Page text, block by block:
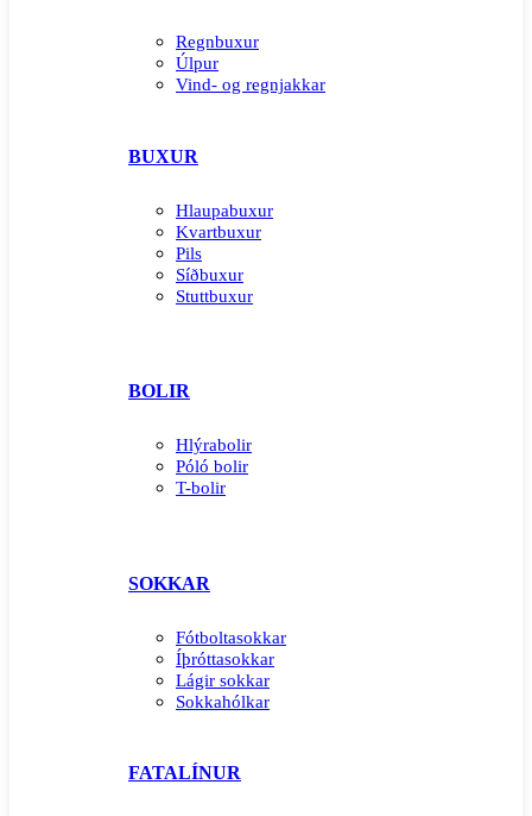
Regnbuxur
Úlpur
Vind- og regnjakkar
BUXUR
Hlaupabuxur
Kvartbuxur
Pils
Síðbuxur
Stuttbuxur
BOLIR
Hlýrabolir
Póló bolir
T-bolir
SOKKAR
Fótboltasokkar
Íþróttasokkar
Lágir sokkar
Sokkahólkar
FATALÍNUR